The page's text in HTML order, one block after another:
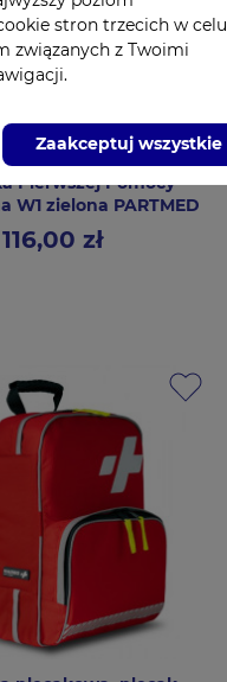
Pierwszej Pomocy
W1 zielona PARTMED
Cena
116,00 zł
stron trzecich w celu
związanych z Twoimi
Zaakceptuj wszystkie